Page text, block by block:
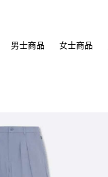
男士商品 女士商品